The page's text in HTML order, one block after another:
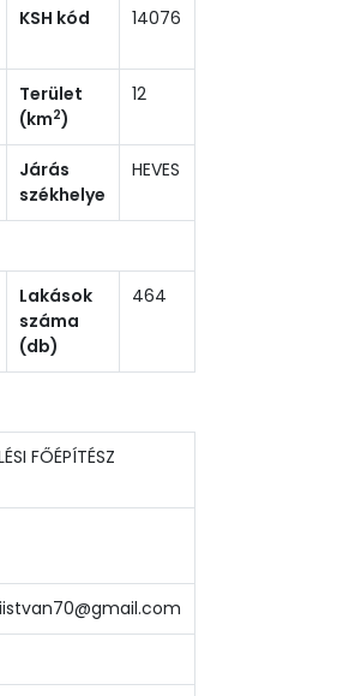
KSH kód 14076
Terület
(km2)
12
Járás
székhelye
HEVES
Lakások
száma
(db)
464
FŐÉPÍTÉSZ